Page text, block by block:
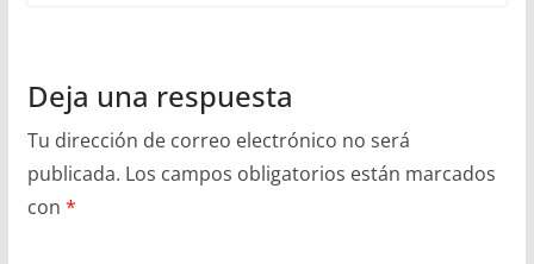
Deja una respuesta
Tu dirección de correo electrónico no será
publicada. Los campos obligatorios están marcados
con *